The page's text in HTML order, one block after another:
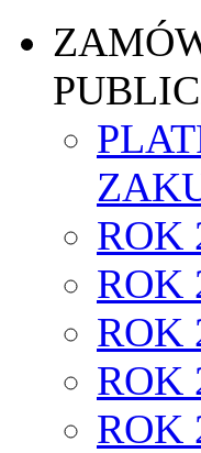
ROK
ROK
ROK
ROK
ROK